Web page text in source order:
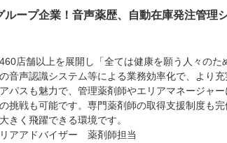
ループ企業！音声薬歴、自動在庫発注管理
店舗以上を展開し「全ては健康を願う人々の
音声認識システム等による業務効率化で、より
パスも魅力で、管理薬剤師やエリアマネージャ
の挑戦も可能です。専門薬剤師の取得支援制度も
きく飛躍できる環境です。
アアドバイザー 薬剤師担当